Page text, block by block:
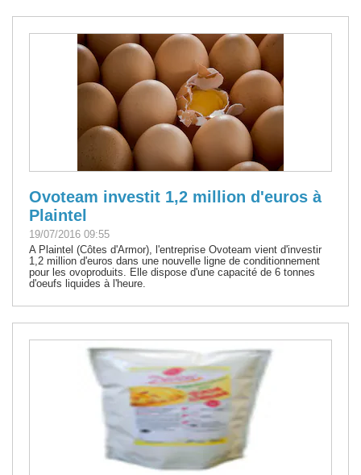
Ovoteam investit 1,2 million d'euros à
Plaintel
19/07/2016 09:55
A Plaintel (Côtes d'Armor), l'entreprise Ovoteam vient d'investir
1,2 million d'euros dans une nouvelle ligne de conditionnement
pour les ovoproduits. Elle dispose d'une capacité de 6 tonnes
d'oeufs liquides à l'heure.